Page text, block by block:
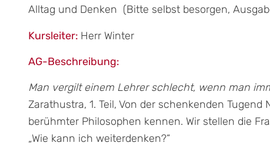
Alltag und Denken (Bitte selbst besorgen,
Kursleiter: Herr Winter
AG-Beschreibung:
Man vergilt einem Lehrer schlecht, wenn man
Zarathustra, 1. Teil, Von der schenkenden
berühmter Philosophen kennen. Wir stellen die
„Wie kann ich weiterdenken?“